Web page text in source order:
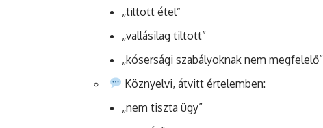
„tiltott étel”
„vallásilag tiltott”
„kósersági szabályoknak nem megfelelő”
Köznyelvi, átvitt értelemben:
„nem tiszta ügy”